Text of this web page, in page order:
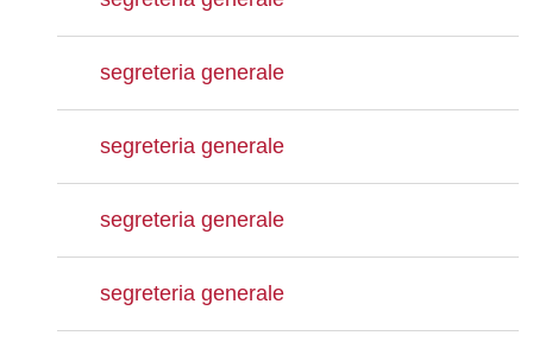
segreteria generale
segreteria generale
segreteria generale
segreteria generale